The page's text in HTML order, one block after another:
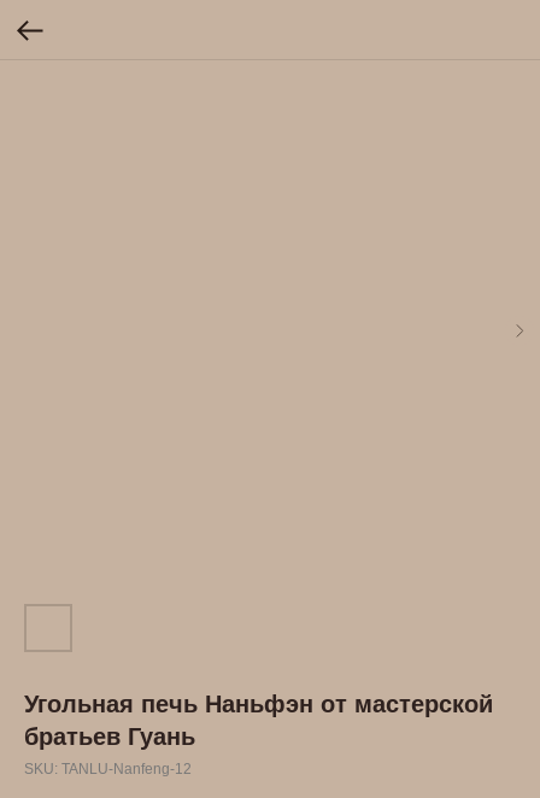
Угольная печь Наньфэн от мастерской
братьев Гуань
SKU: TANLU-Nanfeng-12